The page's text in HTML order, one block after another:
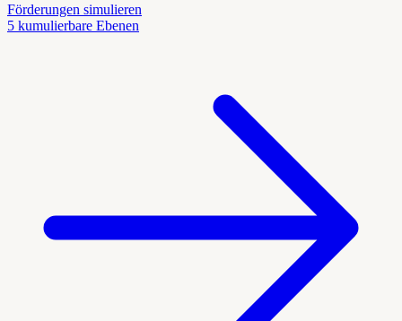
Förderungen simulieren
5 kumulierbare Ebenen